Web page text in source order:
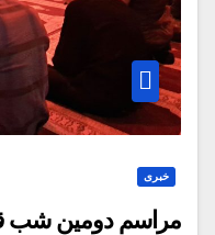
خبری
مراسم دومین شب